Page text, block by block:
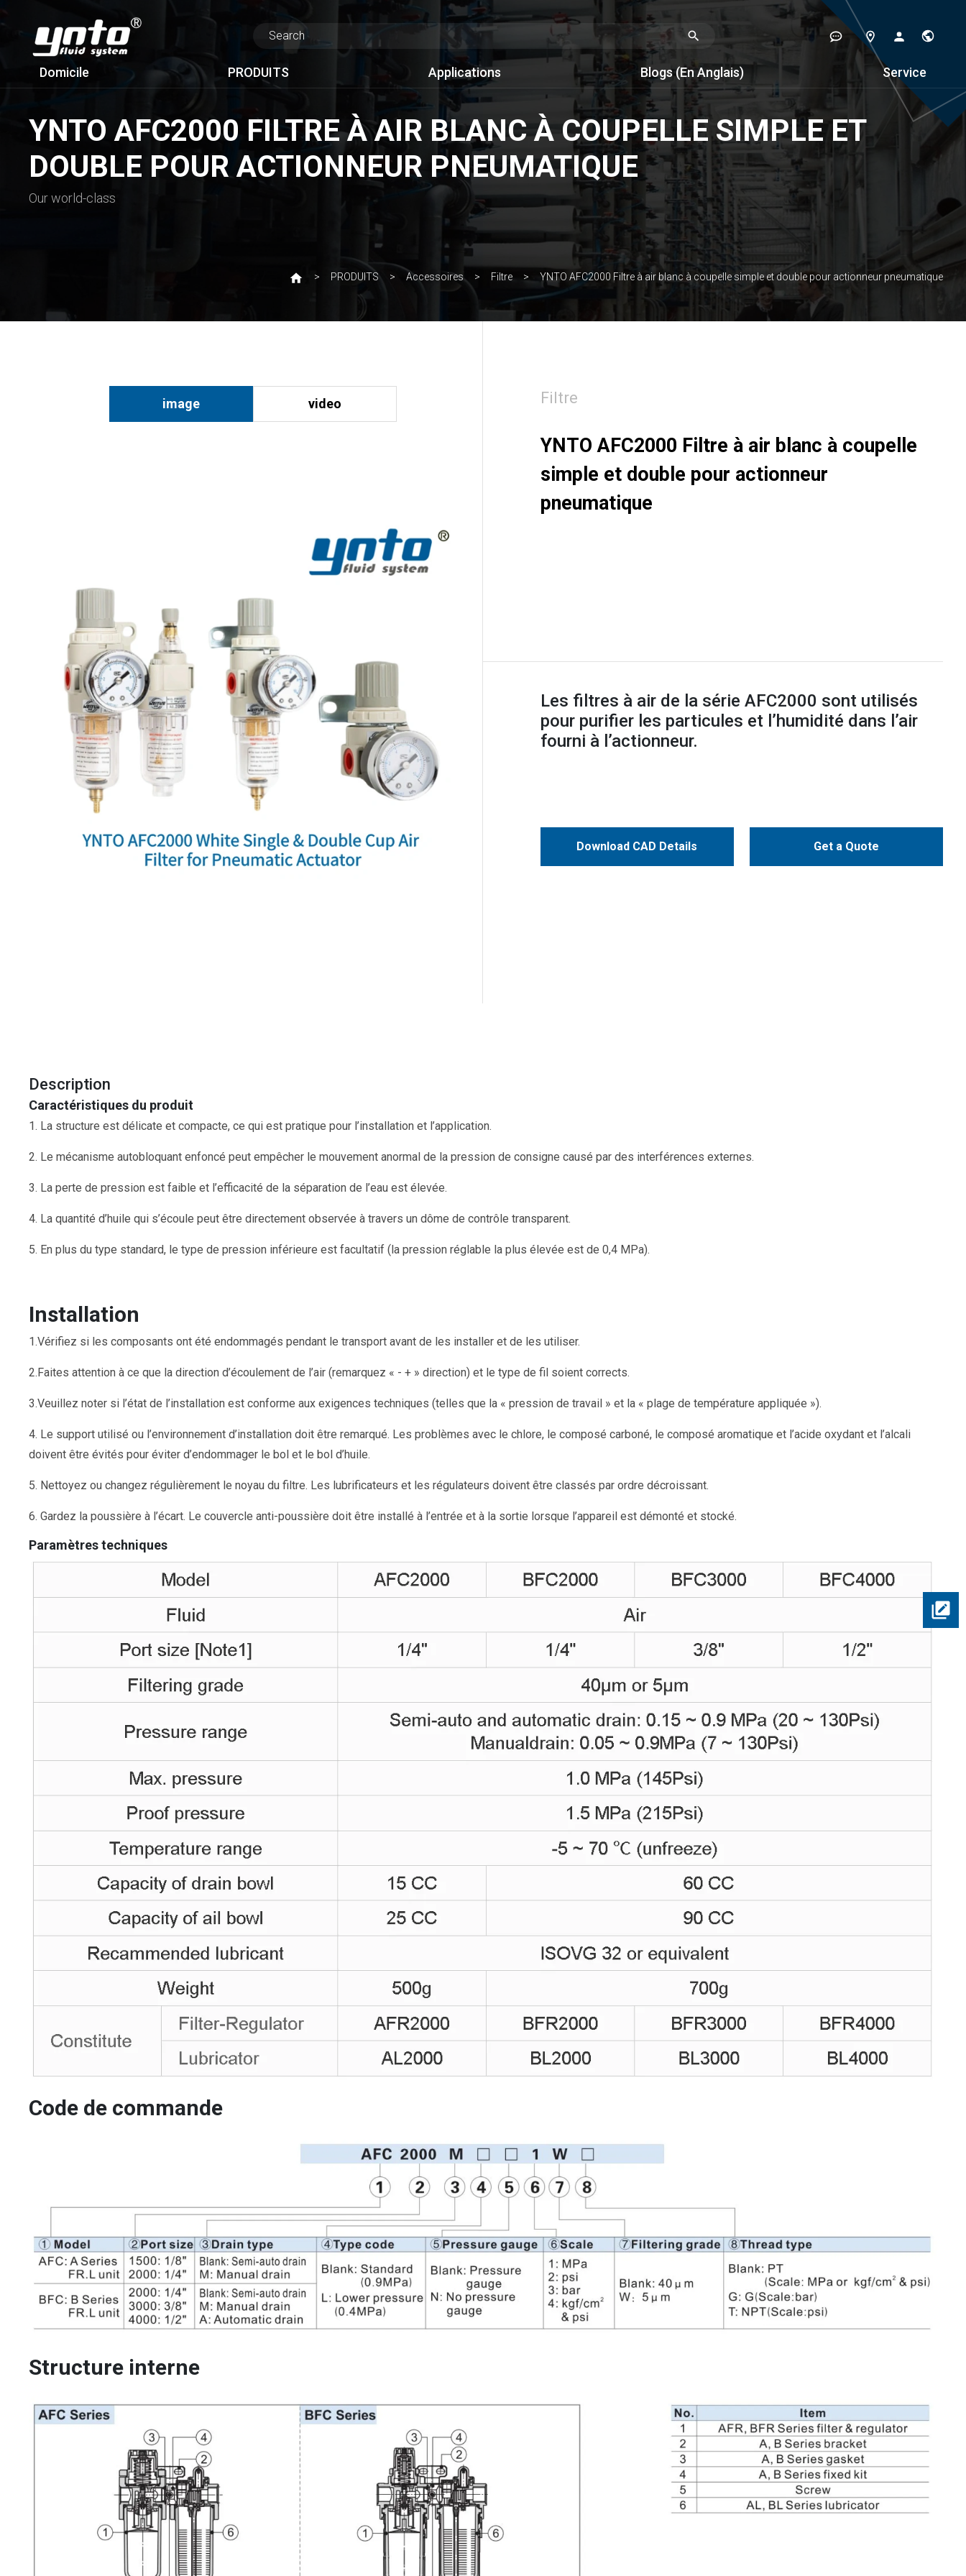
Domicile PRODUITS Applications Blogs (en Anglais) Service
YNTO AFC2000 FILTRE À AIR BLANC À COUPELLE SIMPLE ET
DOUBLE POUR ACTIONNEUR PNEUMATIQUE
Our world-class
PRODUITS Accessoires Filtre YNTO AFC2000 Filtre à air blanc à coupelle simple et double pour actionneur pneumatique
image video Filtre
YNTO AFC2000 Filtre à air blanc à coupelle
simple et double pour actionneur
pneumatique
Les filtres à air de la série AFC2000 sont utilisés
pour purifier les particules et l’humidité dans l’air
fourni à l’actionneur.
Download CAD Details Get a Quote
Description
Caractéristiques du produit
1. La structure est délicate et compacte, ce qui est pratique pour l’installation et l’application.
2. Le mécanisme autobloquant enfoncé peut empêcher le mouvement anormal de la pression de consigne causé par des interférences externes.
3. La perte de pression est faible et l’efficacité de la séparation de l’eau est élevée.
4. La quantité d’huile qui s’écoule peut être directement observée à travers un dôme de contrôle transparent.
5. En plus du type standard, le type de pression inférieure est facultatif (la pression réglable la plus élevée est de 0,4 MPa).
Installation
1.Vérifiez si les composants ont été endommagés pendant le transport avant de les installer et de les utiliser.
2.Faites attention à ce que la direction d’écoulement de l’air (remarquez « - + » direction) et le type de fil soient corrects.
3.Veuillez noter si l’état de l’installation est conforme aux exigences techniques (telles que la « pression de travail » et la « plage de température appliquée »).
4. Le support utilisé ou l’environnement d’installation doit être remarqué. Les problèmes avec le chlore, le composé carboné, le composé aromatique et l’acide oxydant et l’alcali
doivent être évités pour éviter d’endommager le bol et le bol d’huile.
5. Nettoyez ou changez régulièrement le noyau du filtre. Les lubrificateurs et les régulateurs doivent être classés par ordre décroissant.
6. Gardez la poussière à l’écart. Le couvercle anti-poussière doit être installé à l’entrée et à la sortie lorsque l’appareil est démonté et stocké.
Paramètres techniques
Code de commande
Structure interne